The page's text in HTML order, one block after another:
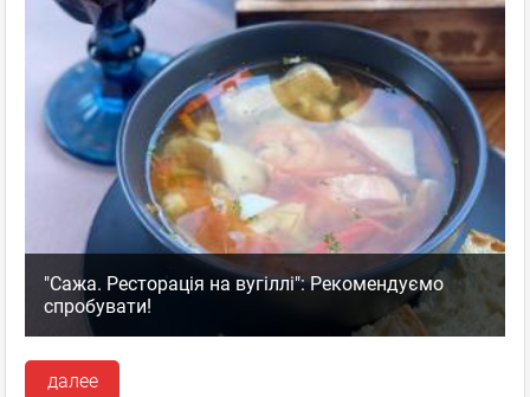
"Сажа. Ресторація на вугіллі": Рекомендуємо
спробувати!
далее